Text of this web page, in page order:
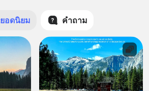
ยอดนิยม คำถาม